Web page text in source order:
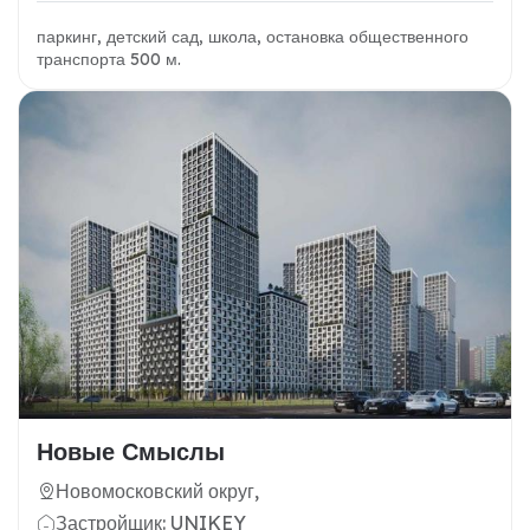
паркинг, детский сад, школа, остановка общественного
транспорта 500 м.
Новые Смыслы
Новомосковский округ,
Застройщик: UNIKEY